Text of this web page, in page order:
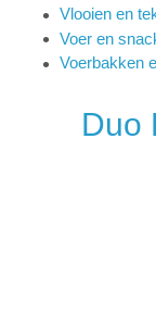
Vlooien en
Voer en
Voerbakken
Duo